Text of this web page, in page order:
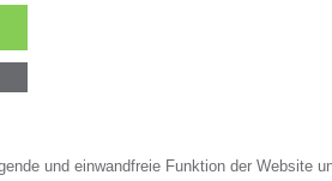
Das...
Rohrextrusion im...